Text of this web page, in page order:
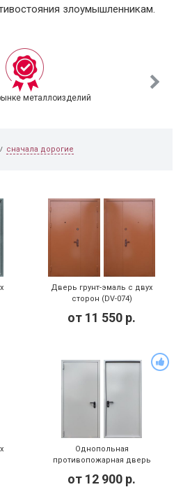
злоумышленникам.
металлоизделий
/ сначала дорогие
Дверь грунт-эмаль с двух
сторон (DV-074)
от 11 550 р.
Однопольная
противопожарная дверь
от 12 900 р.